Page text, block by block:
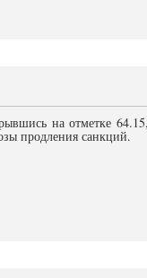
на отметке
продления санкций.